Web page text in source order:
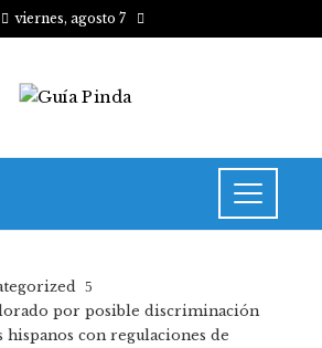
viernes, agosto 7
por posible discriminación
hispanos con regulaciones de